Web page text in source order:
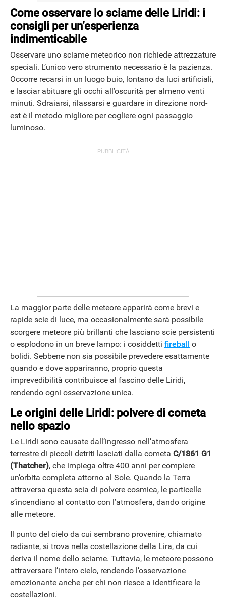
Come osservare lo sciame delle Liridi: i
consigli per un’esperienza
indimenticabile
Osservare uno sciame meteorico non richiede attrezzature
speciali. L’unico vero strumento necessario è la pazienza.
Occorre recarsi in un luogo buio, lontano da luci artificiali,
e lasciar abituare gli occhi all’oscurità per almeno venti
minuti. Sdraiarsi, rilassarsi e guardare in direzione nord-
est è il metodo migliore per cogliere ogni passaggio
luminoso.
La maggior parte delle meteore apparirà come brevi e
rapide scie di luce, ma occasionalmente sarà possibile
scorgere meteore più brillanti che lasciano scie persistenti
o esplodono in un breve lampo: i cosiddetti fireball o
bolidi. Sebbene non sia possibile prevedere esattamente
quando e dove appariranno, proprio questa
imprevedibilità contribuisce al fascino delle Liridi,
rendendo ogni osservazione unica.
Le origini delle Liridi: polvere di cometa
nello spazio
Le Liridi sono causate dall’ingresso nell’atmosfera
terrestre di piccoli detriti lasciati dalla cometa C/1861 G1
(Thatcher), che impiega oltre 400 anni per compiere
un’orbita completa attorno al Sole. Quando la Terra
attraversa questa scia di polvere cosmica, le particelle
s’incendiano al contatto con l’atmosfera, dando origine
alle meteore.
Il punto del cielo da cui sembrano provenire, chiamato
radiante, si trova nella costellazione della Lira, da cui
deriva il nome dello sciame. Tuttavia, le meteore possono
attraversare l’intero cielo, rendendo l’osservazione
emozionante anche per chi non riesce a identificare le
costellazioni.